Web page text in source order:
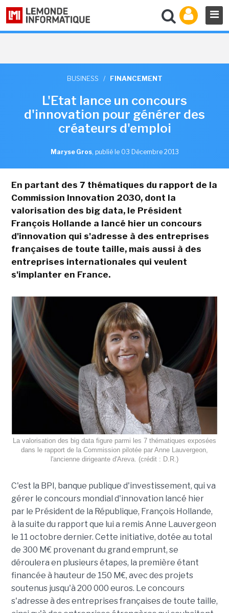
BUSINESS / FINANCEMENT
L'Etat lance un concours
d'innovation pour générer des
créateurs d'emploi
Maryse Gros, publié le 03 Décembre 2013
En partant des 7 thématiques du rapport de la
Commission Innovation 2030, dont la
valorisation des big data, le Président
François Hollande a lancé hier un concours
d'innovation qui s'adresse à des entreprises
françaises de toute taille, mais aussi à des
entreprises internationales qui veulent
s'implanter en France.
La valorisation des big data figure parmi les 7 thématiques exposées
dans le rapport de la Commission pilotée par Anne Lauvergeon,
l'ancienne dirigeante d'Areva. (crédit : D.R.)
C'est la BPI, banque publique d'investissement, qui va
gérer le concours mondial d'innovation lancé hier
par le Président de la République, François Hollande,
à la suite du rapport que lui a remis Anne Lauvergeon
le 11 octobre dernier. Cette initiative, dotée au total
de 300 M€ provenant du grand emprunt, se
déroulera en plusieurs étapes, la première étant
financée à hauteur de 150 M€, avec des projets
soutenus jusqu'à 200 000 euros. Le concours
s'adresse à des entreprises françaises de toute taille,